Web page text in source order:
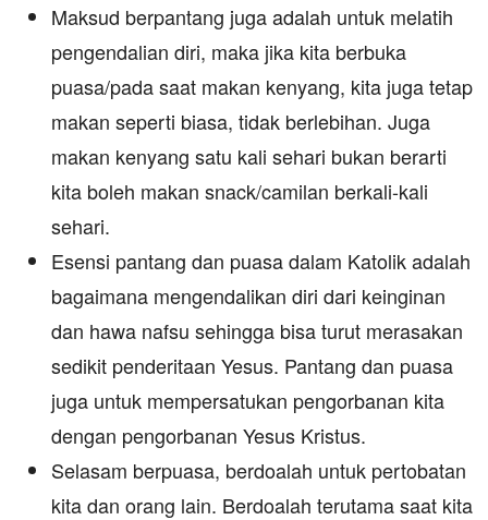
Maksud berpantang juga adalah untuk melatih
pengendalian diri, maka jika kita berbuka
puasa/pada saat makan kenyang, kita juga tetap
makan seperti biasa, tidak berlebihan. Juga
makan kenyang satu kali sehari bukan berarti
kita boleh makan snack/camilan berkali-kali
sehari.
Esensi pantang dan puasa dalam Katolik adalah
bagaimana mengendalikan diri dari keinginan
dan hawa nafsu sehingga bisa turut merasakan
sedikit penderitaan Yesus. Pantang dan puasa
juga untuk mempersatukan pengorbanan kita
dengan pengorbanan Yesus Kristus.
Selasam berpuasa, berdoalah untuk pertobatan
kita dan orang lain. Berdoalah terutama saat kita